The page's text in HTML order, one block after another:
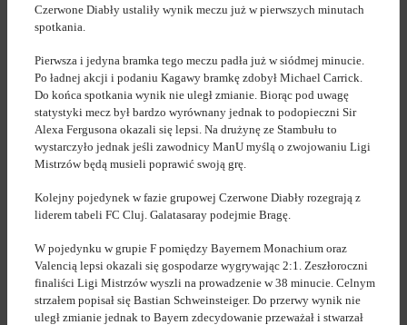
Czerwone Diabły ustaliły wynik meczu już w pierwszych minutach
spotkania.
Pierwsza i jedyna bramka tego meczu padła już w siódmej minucie.
Po ładnej akcji i podaniu Kagawy bramkę zdobył Michael Carrick.
Do końca spotkania wynik nie uległ zmianie. Biorąc pod uwagę
statystyki mecz był bardzo wyrównany jednak to podopieczni Sir
Alexa Fergusona okazali się lepsi. Na drużynę ze Stambułu to
wystarczyło jednak jeśli zawodnicy ManU myślą o zwojowaniu Ligi
Mistrzów będą musieli poprawić swoją grę.
Kolejny pojedynek w fazie grupowej Czerwone Diabły rozegrają z
liderem tabeli FC Cluj. Galatasaray podejmie Bragę.
W pojedynku w grupie F pomiędzy Bayernem Monachium oraz
Valencią lepsi okazali się gospodarze wygrywając 2:1. Zeszłoroczni
finaliści Ligi Mistrzów wyszli na prowadzenie w 38 minucie. Celnym
strzałem popisał się Bastian Schweinsteiger. Do przerwy wynik nie
uległ zmianie jednak to Bayern zdecydowanie przeważał i stwarzał